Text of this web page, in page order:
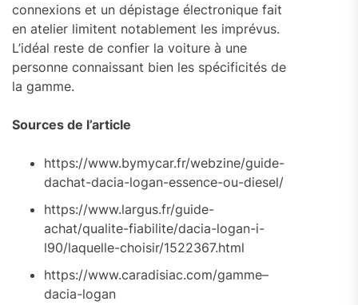
connexions et un dépistage électronique fait
en atelier limitent notablement les imprévus.
L’idéal reste de confier la voiture à une
personne connaissant bien les spécificités de
la gamme.
Sources de l’article
https://www.bymycar.fr/webzine/guide-
dachat-dacia-logan-essence-ou-diesel/
https://www.largus.fr/guide-
achat/qualite-fiabilite/dacia-logan-i-
l90/laquelle-choisir/1522367.html
https://www.caradisiac.com/gamme–
dacia-logan